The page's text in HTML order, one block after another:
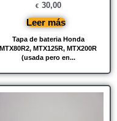
Tapa de bateria Honda
MTX80R2, MTX125R, MTX200R
(usada pero en...
€ 30,00
Leer más